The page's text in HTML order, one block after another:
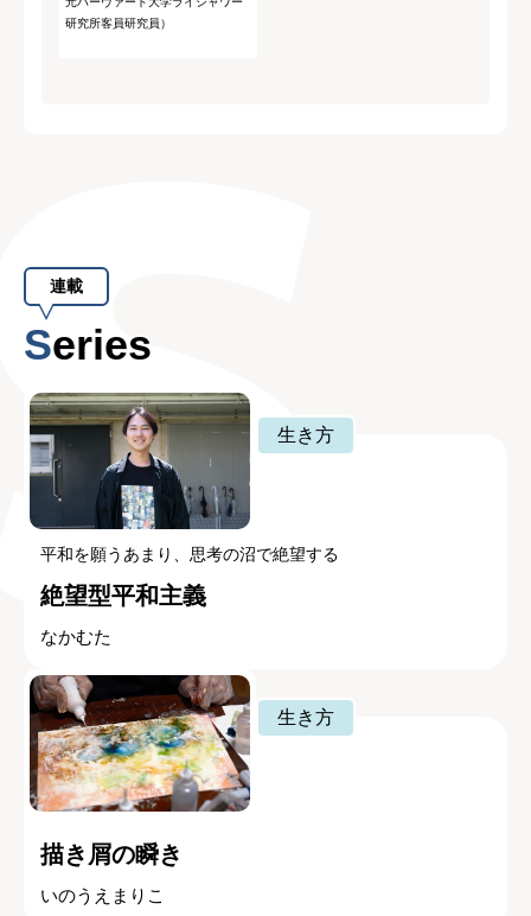
研究所客員研究員）
連載
Series
生き方
平和を願うあまり、思考の沼で絶望する
絶望型平和主義
なかむた
生き方
描き屑の瞬き
いのうえまりこ